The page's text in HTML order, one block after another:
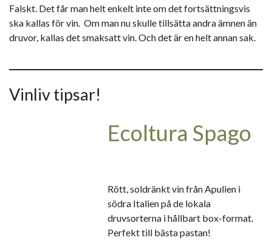
Falskt. Det får man helt enkelt inte om det fortsättningsvis
ska kallas för vin. Om man nu skulle tillsätta andra ämnen än
druvor, kallas det smaksatt vin. Och det är en helt annan sak.
Vinliv tipsar!
Ecoltura Spago
Rött, soldränkt vin från Apulien i
södra Italien på de lokala
druvsorterna i hållbart box-format.
Perfekt till bästa pastan!